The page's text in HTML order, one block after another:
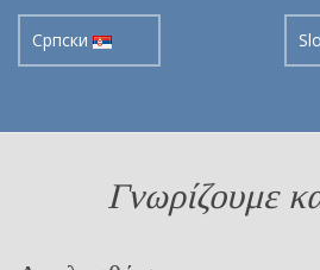
Cрпски
Γνωρίζουμε